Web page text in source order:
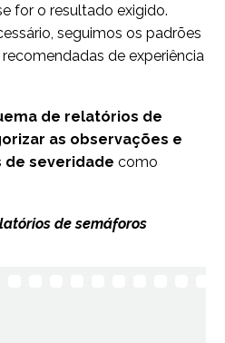
for o resultado exigido.
seguimos os padrões
de experiência
de relatórios de
as observações e
de severidade como
de semáforos